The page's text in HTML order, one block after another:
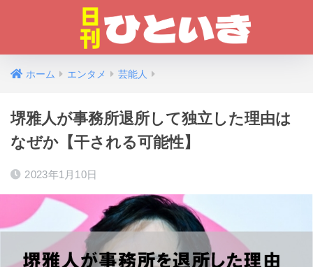
ホーム エンタメ 芸能人
堺雅人が事務所退所して独立した理由は
なぜか【干される可能性】
2023年1月10日